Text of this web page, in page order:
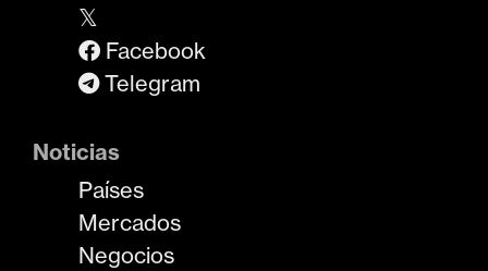
𝕏
Facebook
Telegram
Noticias
Países
Mercados
Negocios